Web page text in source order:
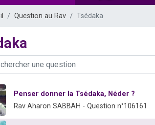
Question au Rav Tsédaka
Penser donner la Tsédaka, Néder ?
Rav Aharon SABBAH - Question n°106161